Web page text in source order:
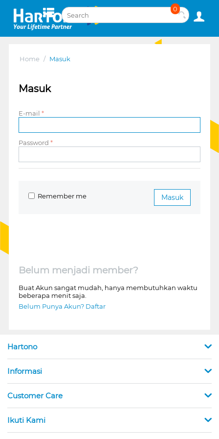
0
Home / Masuk
Masuk
E-mail
Password
Masuk
Remember me
Belum menjadi member?
Buat Akun sangat mudah, hanya membutuhkan waktu
beberapa menit saja.
Belum Punya Akun? Daftar
Hartono
Informasi
Customer Care
Ikuti Kami